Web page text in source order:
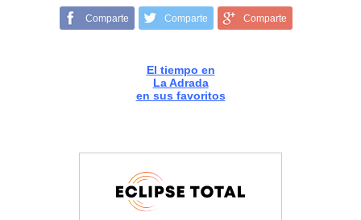
Comparte Comparte Comparte
El tiempo en
La Adrada
en sus favoritos